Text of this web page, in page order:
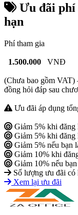
Ưu đãi phí
hạn
Phí tham gia
1.500.000 VNĐ
(Chưa bao gồm
đồng hỏi đáp sau
Ưu đãi áp dụng
Giảm 5% khi
Giảm 5% khi
Giảm 5% nếu bạn
Giảm 10% khi
Giảm 10% nếu
Số lượng ưu đãi có
Xem lại ưu đãi